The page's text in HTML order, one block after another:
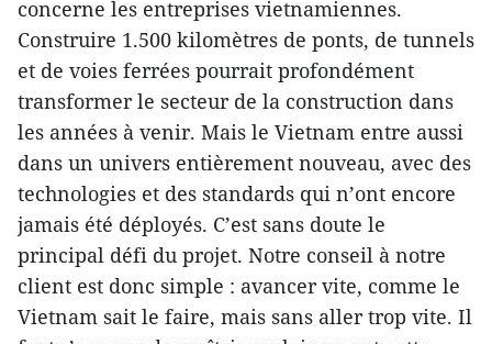
concerne les entreprises vietnamiennes.
Construire 1.500 kilomètres de ponts, de tunnels
et de voies ferrées pourrait profondément
transformer le secteur de la construction dans
les années à venir. Mais le Vietnam entre aussi
dans un univers entièrement nouveau, avec des
technologies et des standards qui n’ont encore
jamais été déployés. C’est sans doute le
principal défi du projet. Notre conseil à notre
client est donc simple : avancer vite, comme le
Vietnam sait le faire, mais sans aller trop vite. Il